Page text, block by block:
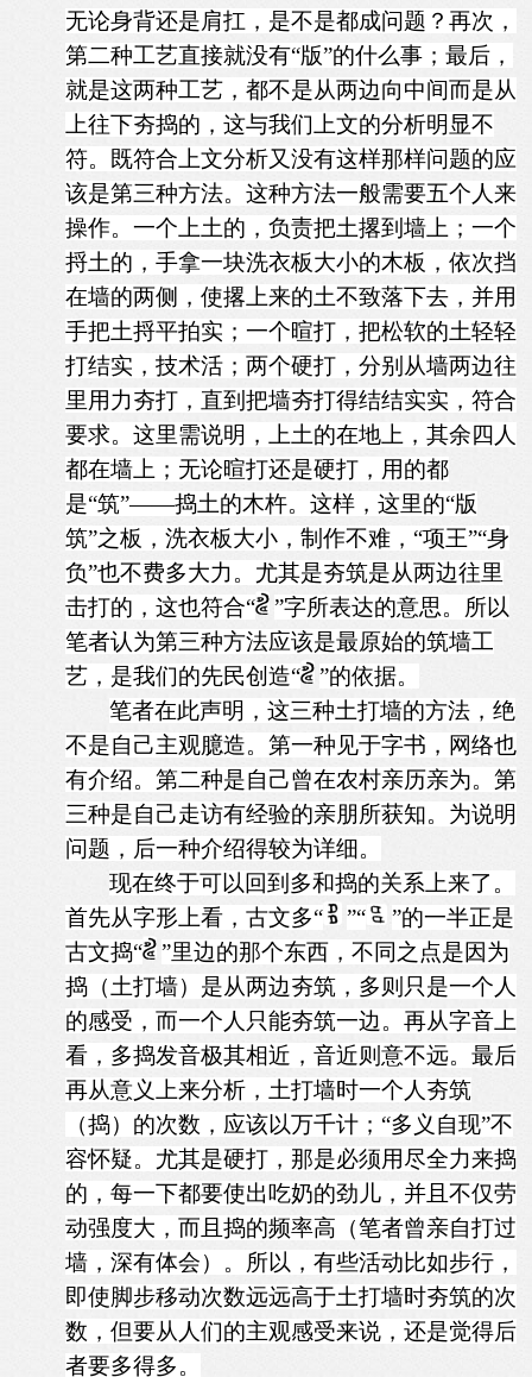
无论身背还是肩扛，是不是都成问题？再次，
第二种工艺直接就没有“版”的什么事；最后，
就是这两种工艺，都不是从两边向中间而是从
上往下夯捣的，这与我们上文的分析明显不
符。既符合上文分析又没有这样那样问题的应
该是第三种方法。这种方法一般需要五个人来
操作。一个上土的，负责把土撂到墙上；一个
捋土的，手拿一块洗衣板大小的木板，依次挡
在墙的两侧，使撂上来的土不致落下去，并用
手把土捋平拍实；一个暄打，把松软的土轻轻
打结实，技术活；两个硬打，分别从墙两边往
里用力夯打，直到把墙夯打得结结实实，符合
要求。这里需说明，上土的在地上，其余四人
都在墙上；无论暄打还是硬打，用的都
是“筑”——捣土的木杵。这样，这里的“版
筑”之板，洗衣板大小，制作不难，“项王”“身
负”也不费多大力。尤其是夯筑是从两边往里
击打的，这也符合“
”字所表达的意思。所以
笔者认为第三种方法应该是最原始的筑墙工
艺，是我们的先民创造“
”的依据。
笔者在此声明，这三种土打墙的方法，绝
不是自己主观臆造。第一种见于字书，网络也
有介绍。第二种是自己曾在农村亲历亲为。第
三种是自己走访有经验的亲朋所获知。为说明
问题，后一种介绍得较为详细。
现在终于可以回到多和捣的关系上来了。
首先从字形上看，古文多“
”“
”的一半正是
古文捣“
”里边的那个东西，不同之点是因为
捣（土打墙）是从两边夯筑，多则只是一个人
的感受，而一个人只能夯筑一边。再从字音上
看，多捣发音极其相近，音近则意不远。最后
再从意义上来分析，土打墙时一个人夯筑
（捣）的次数，应该以万千计；“多义自现”不
容怀疑。尤其是硬打，那是必须用尽全力来捣
的，每一下都要使出吃奶的劲儿，并且不仅劳
动强度大，而且捣的频率高（笔者曾亲自打过
墙，深有体会）。所以，有些活动比如步行，
即使脚步移动次数远远高于土打墙时夯筑的次
数，但要从人们的主观感受来说，还是觉得后
者要多得多。